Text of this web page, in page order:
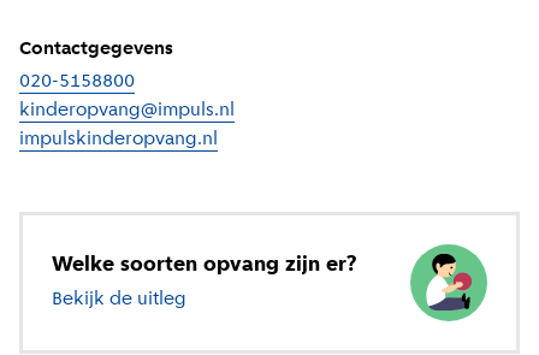
Contactgegevens
020-5158800
kinderopvang@impuls.nl
impulskinderopvang.nl
Welke soorten opvang zijn er?
Bekijk de uitleg over verschillende soorten opvang